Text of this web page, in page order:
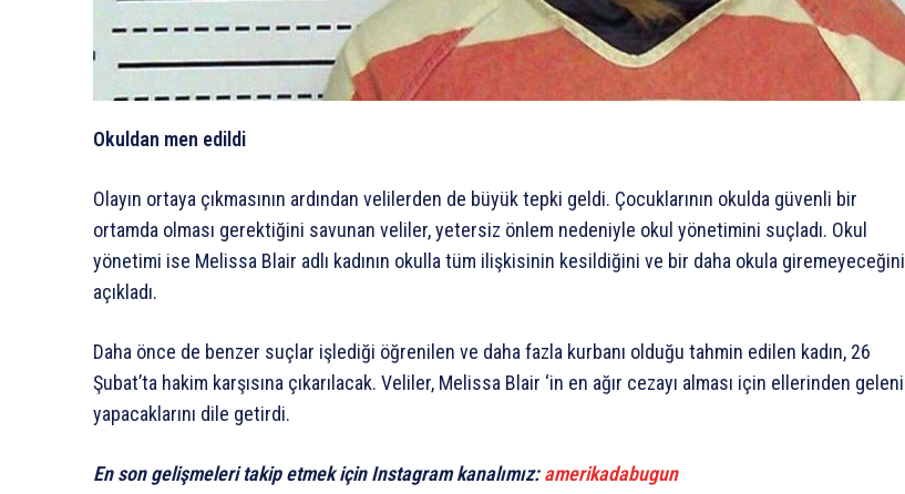
Okuldan men edildi
Olayın ortaya çıkmasının ardından velilerden de büyük tepki geldi. Çocuklarının okulda güvenli bir
ortamda olması gerektiğini savunan veliler, yetersiz önlem nedeniyle okul yönetimini suçladı. Okul
yönetimi ise Melissa Blair adlı kadının okulla tüm ilişkisinin kesildiğini ve bir daha okula giremeyeceğini
açıkladı.
Daha önce de benzer suçlar işlediği öğrenilen ve daha fazla kurbanı olduğu tahmin edilen kadın, 26
Şubat’ta hakim karşısına çıkarılacak. Veliler, Melissa Blair ‘in en ağır cezayı alması için ellerinden geleni
yapacaklarını dile getirdi.
En son gelişmeleri takip etmek için Instagram kanalımız:amerikadabugun